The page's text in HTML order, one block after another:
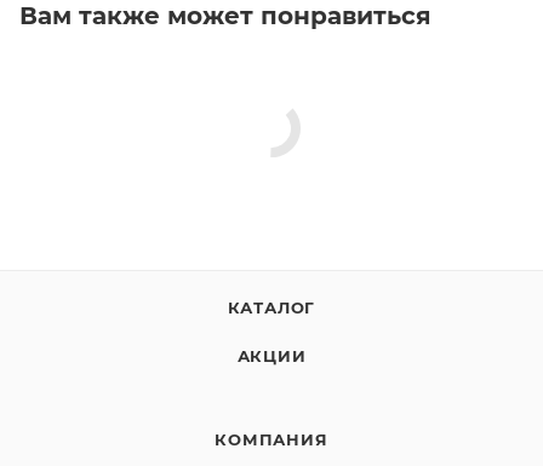
Вам также может понравиться
КАТАЛОГ
АКЦИИ
КОМПАНИЯ